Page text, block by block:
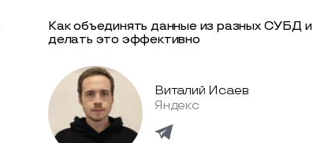
Как объединять данные из разных СУБД и
делать это эффективно
Виталий Исаев
Яндекс